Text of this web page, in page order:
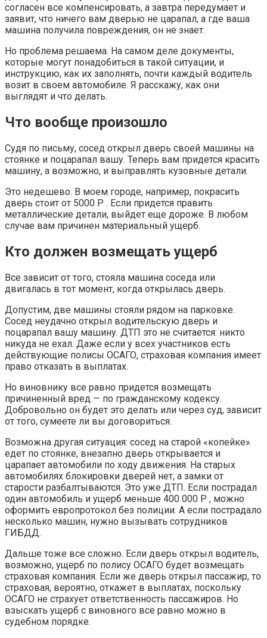
согласен все компенсировать, а завтра передумает и
заявит, что ничего вам дверью не царапал, а где ваша
машина получила повреждения, он не знает.
Но проблема решаема. На самом деле документы,
которые могут понадобиться в такой ситуации, и
инструкцию, как их заполнять, почти каждый водитель
возит в своем автомобиле. Я расскажу, как они
выглядят и что делать.
Что вообще произошло
Судя по письму, сосед открыл дверь своей машины на
стоянке и поцарапал вашу. Теперь вам придется красить
машину, а возможно, и выправлять кузовные детали.
Это недешево. В моем городе, например, покрасить
дверь стоит от 5000 Р . Если придется править
металлические детали, выйдет еще дороже. В любом
случае вам причинен материальный ущерб.
Кто должен возмещать ущерб
Все зависит от того, стояла машина соседа или
двигалась в тот момент, когда открылась дверь.
Допустим, две машины стояли рядом на парковке.
Сосед неудачно открыл водительскую дверь и
поцарапал вашу машину. ДТП это не считается: никто
никуда не ехал. Даже если у всех участников есть
действующие полисы ОСАГО, страховая компания имеет
право отказать в выплатах.
Но виновнику все равно придется возмещать
причиненный вред — по гражданскому кодексу.
Добровольно он будет это делать или через суд, зависит
от того, сумеете ли вы договориться.
Возможна другая ситуация: сосед на старой «копейке»
едет по стоянке, внезапно дверь открывается и
царапает автомобили по ходу движения. На старых
автомобилях блокировки дверей нет, а замки от
старости разбалтываются. Это уже ДТП. Если пострадал
один автомобиль и ущерб меньше 400 000 Р , можно
оформить европротокол без полиции. А если пострадало
несколько машин, нужно вызывать сотрудников
ГИБДД.
Дальше тоже все сложно. Если дверь открыл водитель,
возможно, ущерб по полису ОСАГО будет возмещать
страховая компания. Если же дверь открыл пассажир, то
страховая, вероятно, откажет в выплатах, поскольку
ОСАГО не страхует ответственность пассажиров. Но
взыскать ущерб с виновного все равно можно в
судебном порядке.